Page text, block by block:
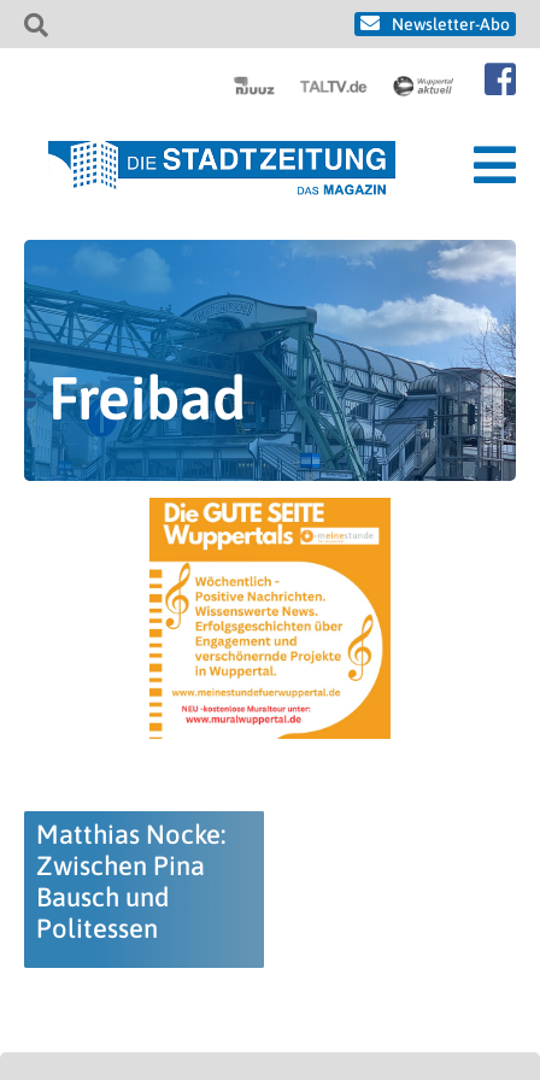
Newsletter-Abo
Freibad
Matthias Nocke:
Zwischen Pina
Bausch und
Politessen